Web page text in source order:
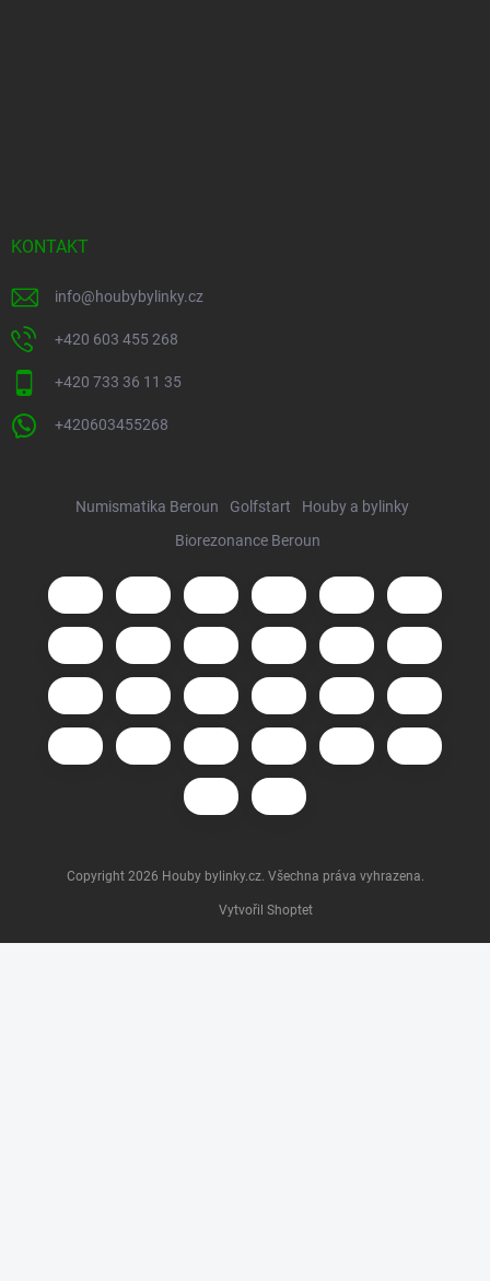
KONTAKT
info@houbybylinky.cz
+420 603 455 268
+420 733 36 11 35
+420603455268
Numismatika Beroun Golfstart
Houby a bylinky
Biorezonance Beroun
Vytvořil Shoptet
Copyright 2026 Houby bylinky.cz. Všechna práva vyhrazena.